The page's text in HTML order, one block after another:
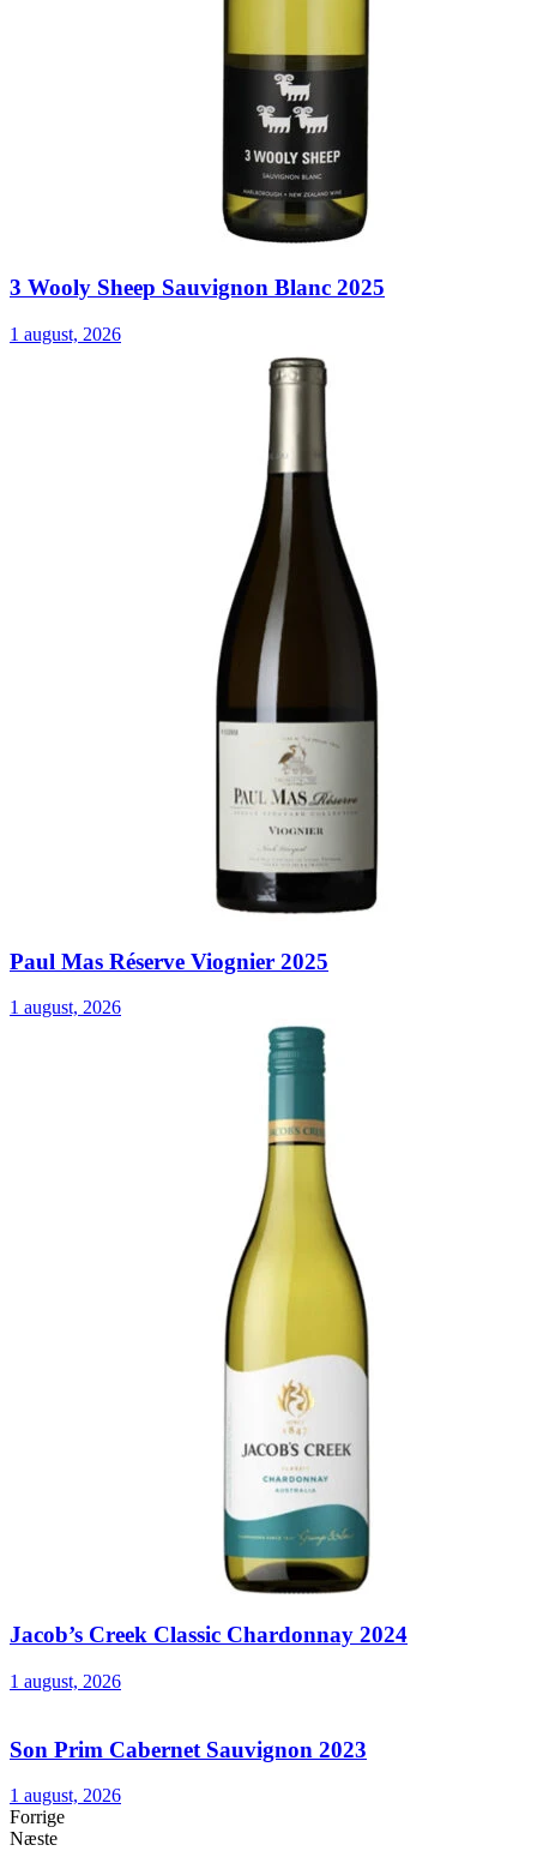
3 Wooly Sheep Sauvignon Blanc 2025
1 august, 2026
Paul Mas Réserve Viognier 2025
1 august, 2026
Jacob’s Creek Classic Chardonnay 2024
1 august, 2026
Son Prim Cabernet Sauvignon 2023
1 august, 2026
Forrige
Næste